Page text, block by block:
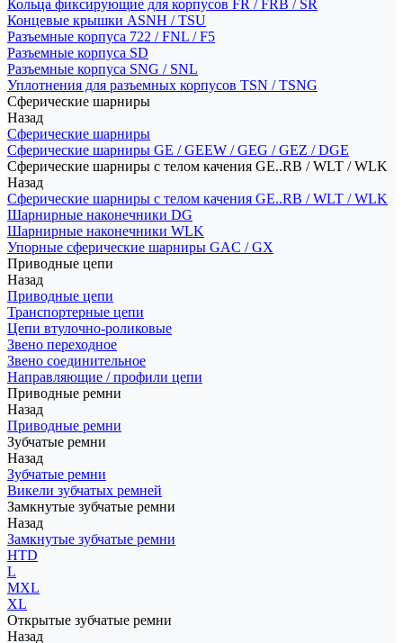
Кольца фиксирующие для корпусов FR / FRB / SR
Концевые крышки ASNH / TSU
Разъемные корпуса 722 / FNL / F5
Разъемные корпуса SD
Разъемные корпуса SNG / SNL
Уплотнения для разъемных корпусов TSN / TSNG
Сферические шарниры
Назад
Сферические шарниры
Сферические шарниры GE / GEEW / GEG / GEZ / DGE
Сферические шарниры с телом качения GE..RB / WLT / WLK
Назад
Сферические шарниры с телом качения GE..RB / WLT / WLK
Шарнирные наконечники DG
Шарнирные наконечники WLK
Упорные сферические шарниры GAC / GX
Приводные цепи
Назад
Приводные цепи
Транспортерные цепи
Цепи втулочно-роликовые
Звено переходное
Звено соединительное
Направляющие / профили цепи
Приводные ремни
Назад
Приводные ремни
Зубчатые ремни
Назад
Зубчатые ремни
Викели зубчатых ремней
Замкнутые зубчатые ремни
Назад
Замкнутые зубчатые ремни
HTD
L
MXL
XL
Открытые зубчатые ремни
Назад